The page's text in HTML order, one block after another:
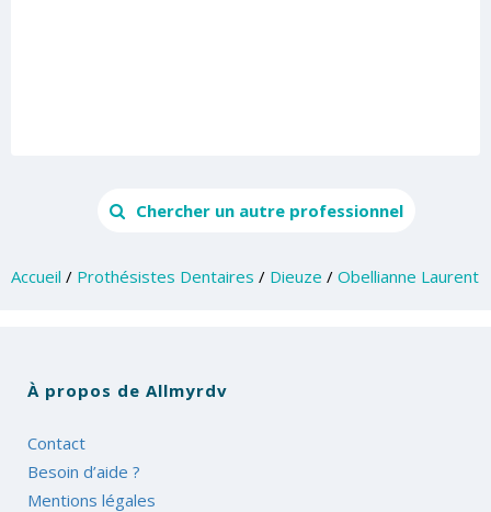
Chercher un autre professionnel
Accueil / Prothésistes Dentaires / Dieuze / Obellianne Laurent
À propos de Allmyrdv
Contact
Besoin d’aide ?
Mentions légales